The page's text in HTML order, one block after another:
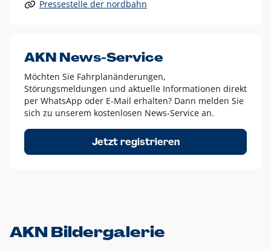
Alle anderen Logo-Varianten dürfen nur in Ausnahmefällen
Diese Ausnahmen sind zum Beispiel:
dem AKN Blau,
weißes Logo auf Fotohintergründen,
schwarzes Logo für reine Schwarz-Weiß-Umsetzungen
Um das Logo herum muss ein Schutzraum von jeweils einer
Höhe bzw. Breite des N aus AKN in alle Richtungen
Pressestelle der nordbahn
AKN News-Service
Möchten Sie Fahrplanänderungen,
Störungsmeldungen und aktuelle Informationen direkt
per WhatsApp oder E-Mail erhalten? Dann melden Sie
sich zu unserem kostenlosen News-Service an.
Jetzt registrieren
AKN Bildergalerie